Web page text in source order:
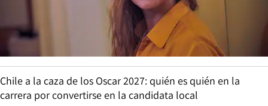
Chile a la caza de los Oscar 2027: quién es quién en la
carrera por convertirse en la candidata local